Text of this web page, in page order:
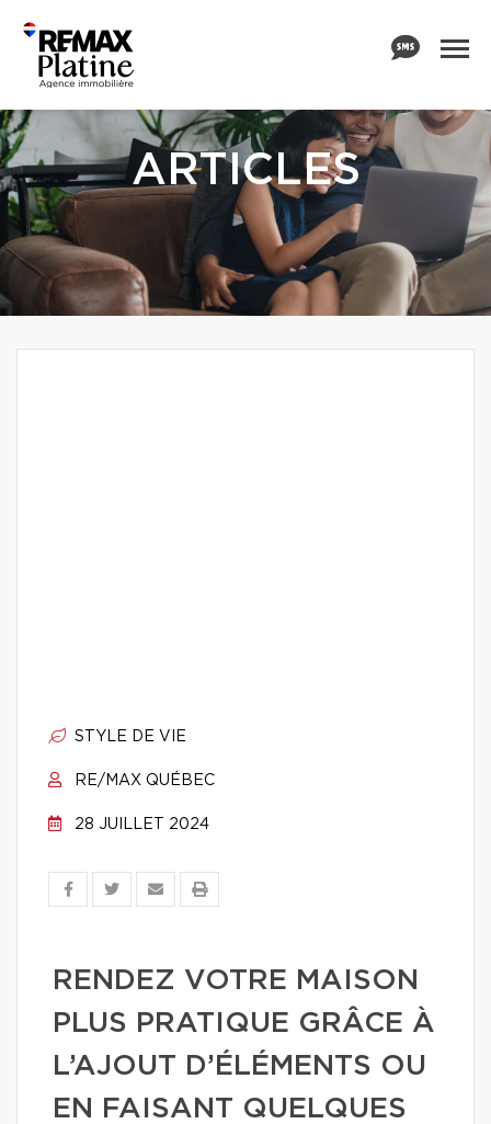
ARTICLES
STYLE DE VIE
RE/MAX QUÉBEC
28 JUILLET 2024
RENDEZ VOTRE MAISON
PLUS PRATIQUE GRÂCE À
L’AJOUT D’ÉLÉMENTS OU
EN FAISANT QUELQUES